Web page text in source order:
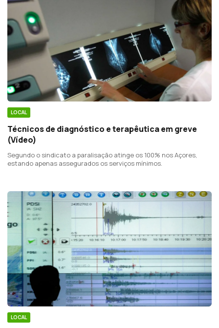
LOCAL
Técnicos de diagnóstico e terapêutica em greve
(Vídeo)
Segundo o sindicato a paralisação atinge os 100% nos Açores,
estando apenas assegurados os serviços mínimos.
LOCAL